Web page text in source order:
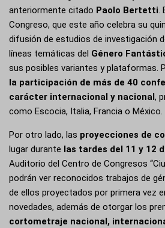
anteriormente citado Paolo Bertetti.
Congreso, que este año celebra su
difusión de estudios de investigación
líneas temáticas del Género
sus posibles variantes y plataformas.
la participación de más de 40
carácter internacional y nacional,
como Escocia, Italia, Francia o México.
Por otro lado, las proyecciones de
lugar durante las tardes del 11 y 12
Auditorio del Centro de Congresos
podrán ver reconocidos trabajos de
de ellos proyectados por primera vez
novedades, además de otorgar los
cortometraje nacional,